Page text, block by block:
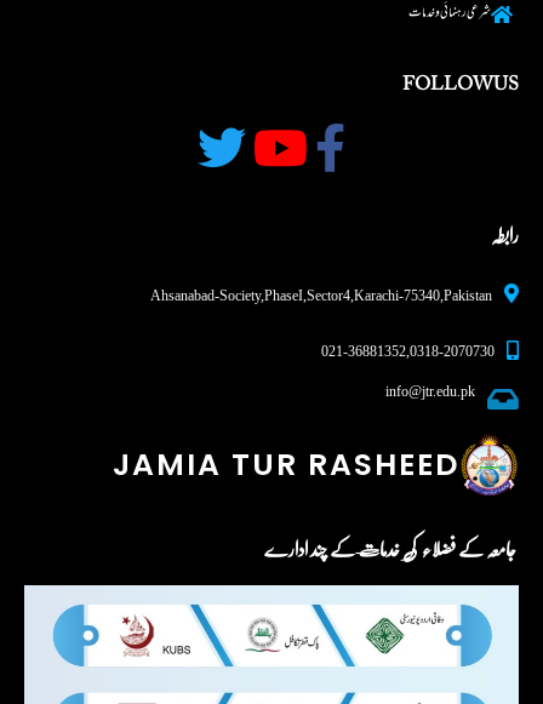
شرعی رہنما ئی و خدمات
FOLLOW US
رابطہ
Ahsanabad-Society, Phase I, Sector 4, Karachi - 75340,Pakistan
0318-2070730 , 021-36881352
info@jtr.edu.pk
JAMIA TUR RASHEED
جامعہ کے فضلاء کی خدمات کے چند ادارے